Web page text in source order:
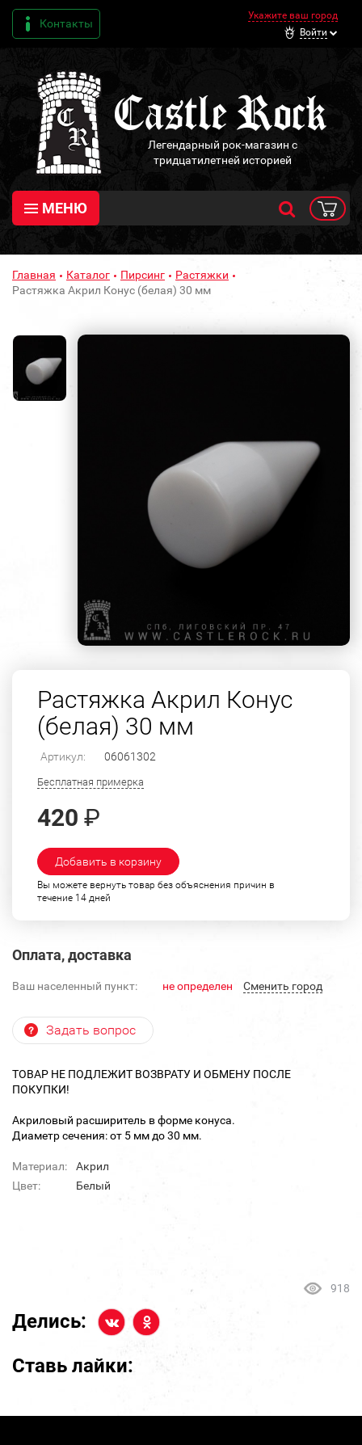
Контакты
Укажите ваш город
Войти
Легендарный рок-магазин с
тридцатилетней историей
МЕНЮ
Главная Каталог Пирсинг
Растяжки
Растяжка Акрил Конус (белая) 30 мм
Растяжка Акрил Конус
(белая) 30 мм
Артикул: 06061302
Бесплатная примерка
420 ₽
Добавить в корзину
Вы можете вернуть товар без объяснения причин в
течение 14 дней
Оплата, доставка
Ваш населенный пункт: не определен Cменить город
Задать вопрос
ТОВАР НЕ ПОДЛЕЖИТ ВОЗВРАТУ И ОБМЕНУ ПОСЛЕ
ПОКУПКИ!
Акриловый расширитель в форме конуса.
Диаметр сечения: от 5 мм до 30 мм.
Материал:
Акрил
Цвет:
Белый
918
Делись:
Ставь лайки: